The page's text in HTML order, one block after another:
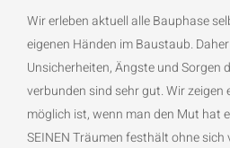
Wir erleben aktuell alle Bauphase
eigenen Händen im Baustaub.
Unsicherheiten, Ängste und Sorgen
verbunden sind sehr gut. Wir zeigen
möglich ist, wenn man den Mut hat
SEINEN Träumen festhält ohne